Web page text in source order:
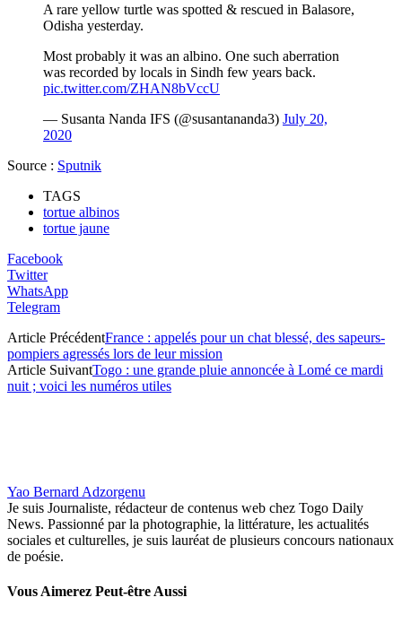
A rare yellow turtle was spotted & rescued in Balasore,
Odisha yesterday.
Most probably it was an albino. One such aberration
was recorded by locals in Sindh few years back.
pic.twitter.com/ZHAN8bVccU
— Susanta Nanda IFS (@susantananda3) July 20,
2020
Source : Sputnik
TAGS
tortue albinos
tortue jaune
Facebook
Twitter
WhatsApp
Telegram
Article PrécédentFrance : appelés pour un chat blessé, des sapeurs-
pompiers agressés lors de leur mission
Article SuivantTogo : une grande pluie annoncée à Lomé ce mardi
nuit ; voici les numéros utiles
Yao Bernard Adzorgenu
Je suis Journaliste, rédacteur de contenus web chez Togo Daily
News. Passionné par la photographie, la littérature, les actualités
sociales et culturelles, je suis lauréat de plusieurs concours nationaux
de poésie.
Vous Aimerez Peut-être Aussi